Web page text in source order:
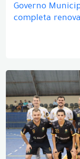
Governo
completa